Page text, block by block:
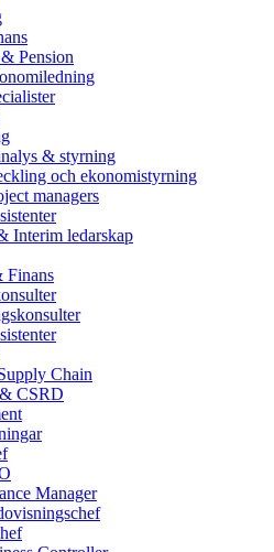
Pension
& styrning
och ekonomistyrning
managers
Interim ledarskap
Finans
Chain
CSRD
Manager